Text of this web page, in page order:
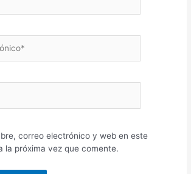
correo electrónico y web en este
la próxima vez que comente.